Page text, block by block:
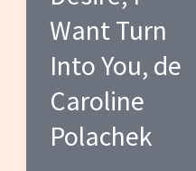
Want Turn
Into You, de
Caroline
Polachek